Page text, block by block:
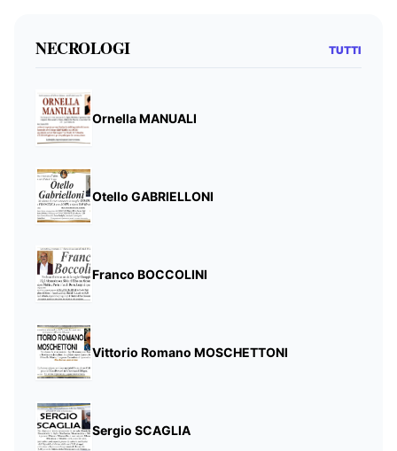
NECROLOGI TUTTI
Ornella MANUALI
Otello GABRIELLONI
Franco BOCCOLINI
Vittorio Romano MOSCHETTONI
Sergio SCAGLIA